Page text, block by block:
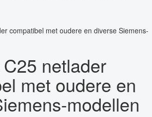
netlader
met oudere en
modellen